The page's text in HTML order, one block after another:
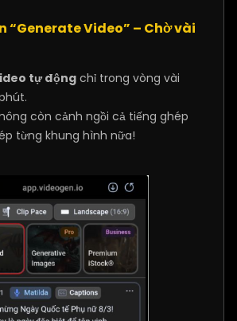
“Generate Video” – Chờ vài
tự động chỉ trong vòng vài
còn cảnh ngồi cả tiếng ghép
từng khung hình nữa!